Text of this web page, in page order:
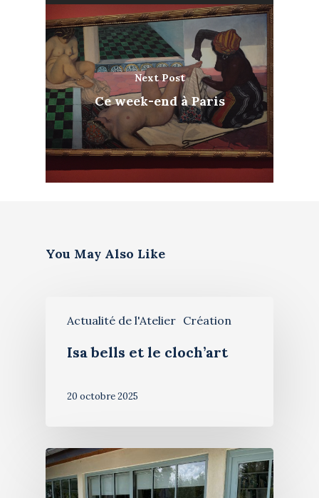
Next Post
Ce week-end à Paris
You May Also Like
Actualité de l'Atelier Création
Isa bells et le cloch’art
20 octobre 2025
Artiste
Bio & histoire
Restauration de
Galerie
Blog